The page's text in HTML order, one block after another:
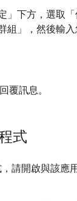
」下方，選取
組」
，然後輸
覆訊息。
式
請開啟與該應